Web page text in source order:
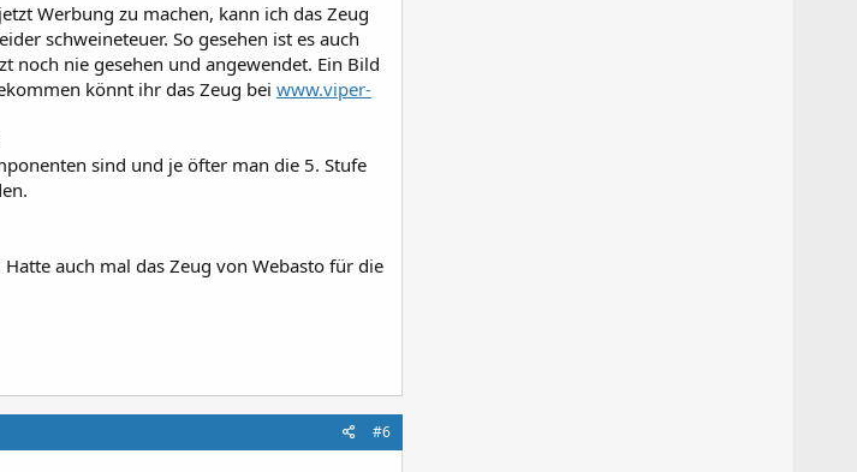
Werbung zu machen, kann ich das Zeug
schweineteuer. So gesehen ist es auch
noch nie gesehen und angewendet. Ein Bild
könnt ihr das Zeug bei www.viper-
sind und je öfter man die 5. Stufe
auch mal das Zeug von Webasto für die
#6